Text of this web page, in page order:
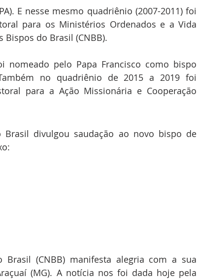
E nesse mesmo quadriênio (2007-2011) foi
para os Ministérios Ordenados e a Vida
Bispos do Brasil (CNBB).
nomeado pelo Papa Francisco como bispo
no quadriênio de 2015 a 2019 foi
para a Ação Missionária e Cooperação
divulgou saudação ao novo bispo de
(CNBB) manifesta alegria com a sua
(MG). A notícia nos foi dada hoje pela